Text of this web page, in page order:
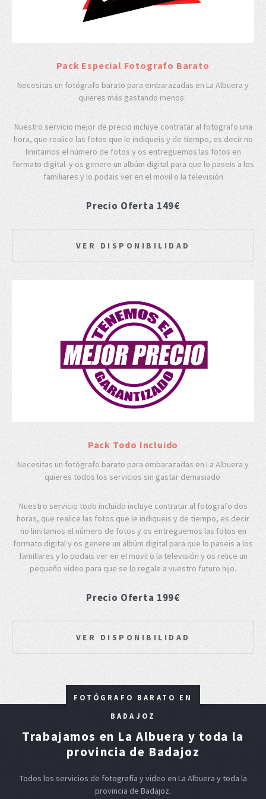
Pack Especial Fotografo Barato
Necesitas un fotógrafo barato para embarazadas en La Albuera y
quieres más gastando menos.
Nuestro servicio mejor de precio incluye contratar al fotografo una
hora, que realice las fotos que le indiqueis y de tiempo, es decir no
limitamos el número de fotos y os entreguemos las fotos en
formato digital y os genere un albúm digital para que lo paseis a los
familiares y lo podais ver en el movil o la televisión
Precio Oferta 149€
VER DISPONIBILIDAD
Pack Todo Incluido
Necesitas un fotógrafo barato para embarazadas en La Albuera y
quieres todos los servicios sin gastar demasiado
Nuestro servicio todo incluido incluye contratar al fotografo dos
horas, que realice las fotos que le indiqueis y de tiempo, es decir
no limitamos el número de fotos y os entreguemos las fotos en
formato digital y os genere un albúm digital para que lo paseis a los
familiares y lo podais ver en el movil o la televisión y os relice un
pequeño video para que se lo regale a vuestro futuro hijo.
Precio Oferta 199€
VER DISPONIBILIDAD
FOTÓGRAFO BARATO EN
BADAJOZ
Trabajamos en La Albuera y toda la
provincia de Badajoz
Todos los servicios de fotografía y video en La Albuera y toda la
provincia de Badajoz.